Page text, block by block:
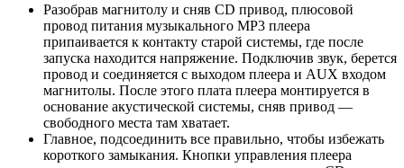
Разобрав магнитолу и сняв CD привод, плюсовой
провод питания музыкального MP3 плеера
припаивается к контакту старой системы, где после
запуска находится напряжение. Подключив звук, берется
провод и соединяется с выходом плеера и AUX входом
магнитолы. После этого плата плеера монтируется в
основание акустической системы, сняв привод —
свободного места там хватает.
Главное, подсоединить все правильно, чтобы избежать
короткого замыкания. Кнопки управления плеера